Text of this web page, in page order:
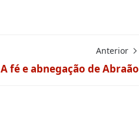
Anterior
A fé e abnegação de Abraão